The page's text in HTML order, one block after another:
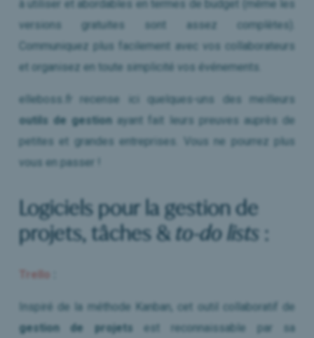
à utiliser et abordables en termes de budget (même les
versions gratuites sont assez complètes).
Communiquez plus facilement avec vos collaborateurs
et organisez en toute simplicité vos événements.
elleboss
recense ici quelques-uns des meilleurs
outils de gestion ayant fait leurs preuves auprès de
petites et grandes entreprises. Vous ne pourrez plus
vous en passer !
Logiciels pour la gestion de
projets, tâches &to-do lists :
Trello
Inspiré de la méthode Kanban, cet outil collaboratif de
gestion de projets est reconnaissable par sa